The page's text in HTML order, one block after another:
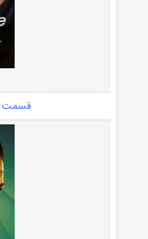
قسمت